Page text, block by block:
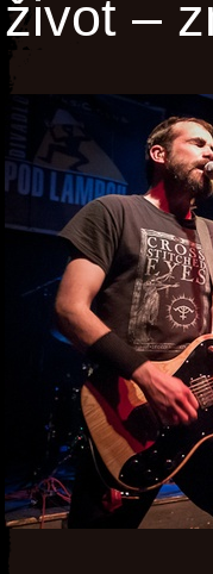
život –